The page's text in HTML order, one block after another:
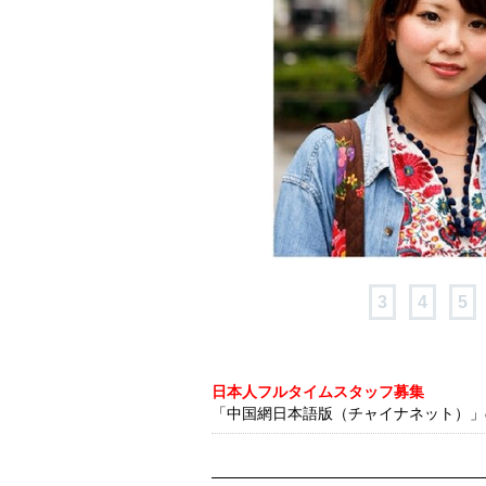
3 4 5
日本人フルタイムスタッフ募集
「中国網日本語版（チャイナネット）